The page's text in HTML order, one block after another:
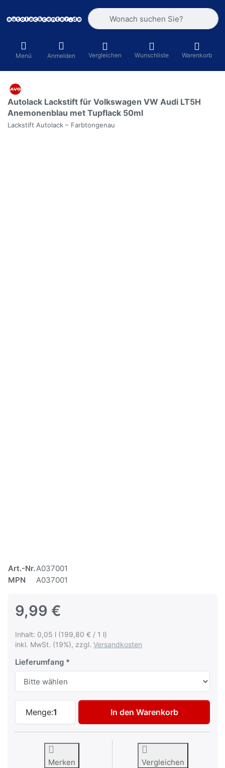
Geben Sie einen Suchbegriff ein.
Menü Anmelden Vergleichen Wunschliste Warenkorb
Autolack Lackstift für Volkswagen VW Audi LT5H
Anemonenblau met Tupflack 50ml
Lackstift Autolack – Farbtongenau
Art.-Nr.A037001
MPN
A037001
9,99 €
Inhalt: 0,05 l (199,80 € / 1 l)
inkl. MwSt. (19%), zzgl. Versandkosten
Lieferumfang
Menge:1
Autolack Lackstift für Volkswagen VW
In den Warenkorb
Merken Vergleichen